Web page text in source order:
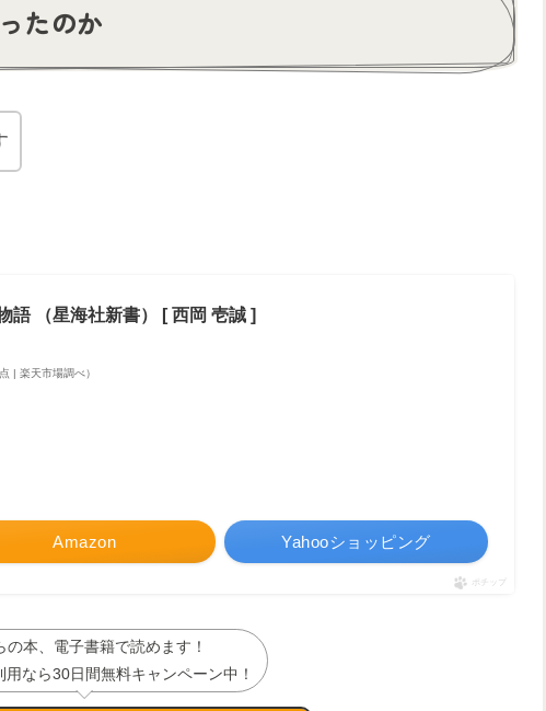
たのか
（星海社新書） [ 西岡 壱誠 ]
| 楽天市場調べ）
Amazon Yahooショッピング
ポチップ
の本、電子書籍で読めます！
用なら30日間無料キャンペーン中！